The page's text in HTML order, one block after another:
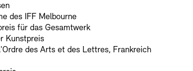
des IFF Melbourne
für das Gesamtwerk
Kunstpreis
des Arts et des Lettres, Frankreich